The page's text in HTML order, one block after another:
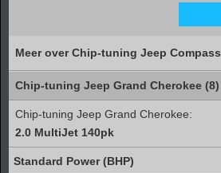
Meer over Chip-tuning Jeep Compass
Chip-tuning Jeep Grand Cherokee (8)
Chip-tuning Jeep Grand Cherokee:
2.0 MultiJet 140pk